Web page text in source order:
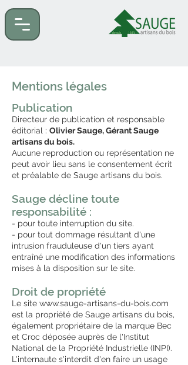
Mentions légales
Publication
Directeur de publication et responsable
éditorial : Olivier Sauge, Gérant Sauge
artisans du bois.
Aucune reproduction ou représentation ne
peut avoir lieu sans le consentement écrit
et préalable de Sauge artisans du bois.
Sauge décline toute
responsabilité :
- pour toute interruption du site.
- pour tout dommage résultant d'une
intrusion frauduleuse d'un tiers ayant
entraîné une modification des informations
mises à la disposition sur le site.
Droit de propriété
Le site www.sauge-artisans-du-bois.com
est la propriété de Sauge artisans du bois,
également propriétaire de la marque Bec
et Croc déposée auprès de l'Institut
National de la Propriété Industrielle (INPI).
L'internaute s'interdit d'en faire un usage